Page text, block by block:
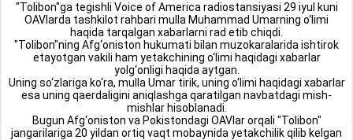
"Tolibon"ga tegishli Voice of America radiostansiyasi 29 iyul kuni
OAVlarda tashkilot rahbari mulla Muhammad Umarning o‘limi
haqida tarqalgan xabarlarni rad etib chiqdi.
"Tolibon"ning Afg‘oniston hukumati bilan muzokaralarida ishtirok
etayotgan vakili ham yetakchining o‘limi haqidagi xabarlar
yolg‘onligi haqida aytgan.
Uning so‘zlariga ko‘ra, mulla Umar tirik, uning o‘limi haqidagi xabarlar
esa uning qaerdaligini aniqlashga qaratilgan navbatdagi mish-
mishlar hisoblanadi.
Bugun Afg‘oniston va Pokistondagi OAVlar orqali "Tolibon"
jangarilariga 20 yildan ortiq vaqt mobaynida yetakchilik qilib kelgan